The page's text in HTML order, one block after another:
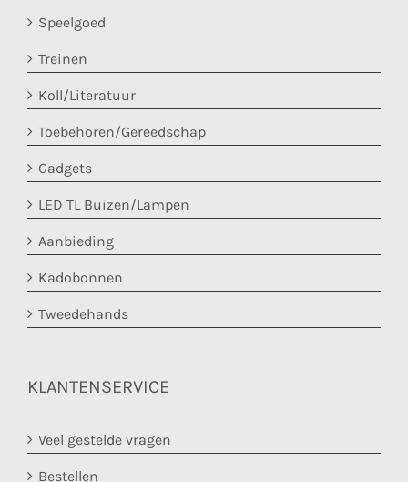
Speelgoed
Treinen
Koll/Literatuur
Toebehoren/Gereedschap
Gadgets
LED TL Buizen/Lampen
Aanbieding
Kadobonnen
Tweedehands
KLANTENSERVICE
Veel gestelde vragen
Bestellen